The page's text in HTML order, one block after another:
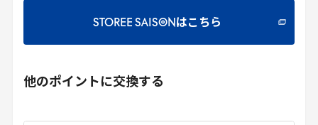
STOREE SAISONはこちら
他のポイントに交換する